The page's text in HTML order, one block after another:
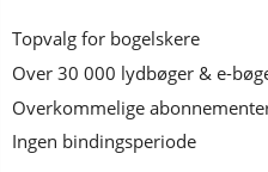
Topvalg for bogelskere
Over 30 000 lydbøger & e-
Overkommelige
Ingen bindingsperiode